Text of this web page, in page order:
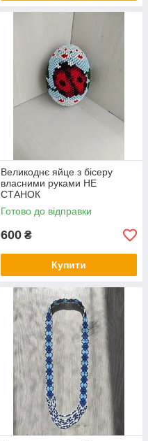
Великоднє яйце з бісеру
власними руками НЕ
СТАНОК
Готово до відправки
600 ₴
Купити